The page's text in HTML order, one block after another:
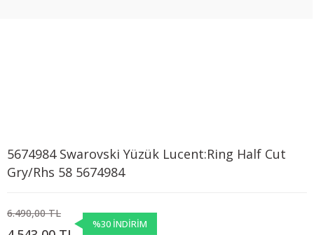
5674984 Swarovski Yüzük Lucent:Ring Half Cut
Gry/Rhs 58 5674984
6.490,00 TL
%30 İNDİRİM